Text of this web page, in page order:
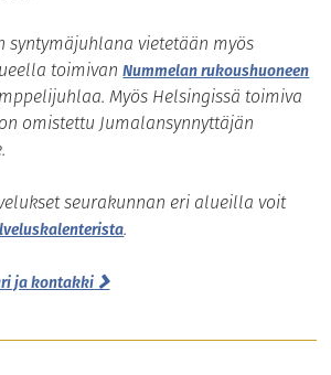
syntymäjuhlana vietetään myös
toimivanNummelan rukoushuoneen
Myös Helsingissä toimiva
on omistettu Jumalansynnyttäjän
seurakunnan eri alueilla voit
.
ja kontakki